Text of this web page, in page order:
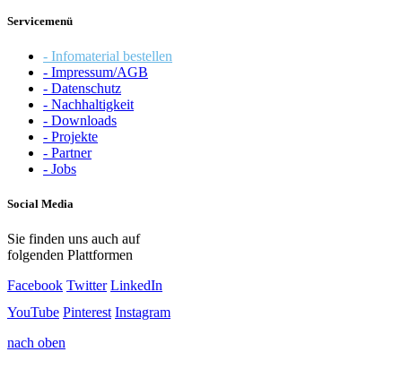
Servicemenü
- Infomaterial bestellen
- Impressum/AGB
- Datenschutz
- Nachhaltigkeit
- Downloads
- Projekte
- Partner
- Jobs
Social Media
Sie finden uns auch auf
folgenden Plattformen
Facebook Twitter LinkedIn
YouTube Pinterest Instagram
nach oben